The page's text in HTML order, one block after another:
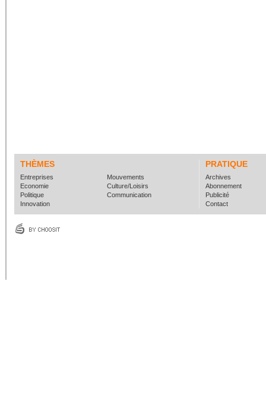
THÈMES PRATIQUE
Entreprises
Economie
Politique
Innovation
Mouvements
Culture/Loisirs
Communication
Archives
Abonnement
Publicité
Contact